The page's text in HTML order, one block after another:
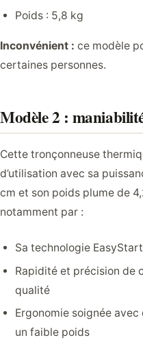
Poids : 5,8 kg
Inconvénient : ce modèle
certaines personnes.
Modèle 2 :
Cette tronçonneuse
d’utilisation avec sa
cm et son poids plume de
notamment par :
Sa technologie
Rapidité et précision de
qualité
Ergonomie soignée
un faible poids